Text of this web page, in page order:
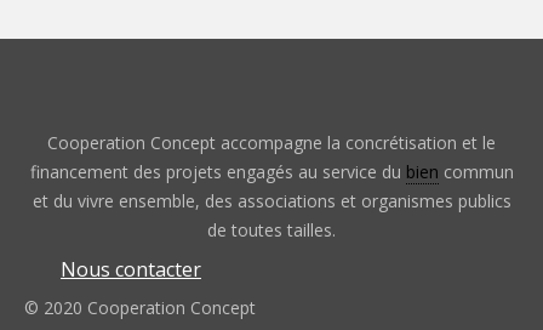
Cooperation Concept accompagne la concrétisation et le
financement des projets engagés au service du bien commun
et du vivre ensemble, des associations et organismes publics
de toutes tailles.
Nous contacter
© 2020 Cooperation Concept